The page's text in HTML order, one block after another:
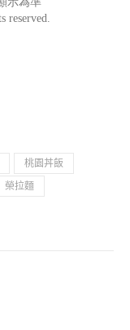
桃園丼飯
榮拉麵